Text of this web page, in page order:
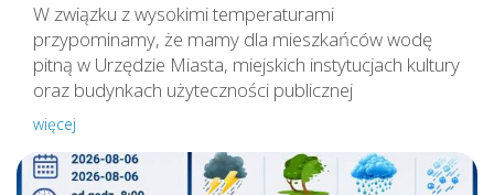
W związku z wysokimi temperaturami
przypominamy, że mamy dla mieszkańców wodę
pitną w Urzędzie Miasta, miejskich instytucjach kultury
oraz budynkach użyteczności publicznej
więcej